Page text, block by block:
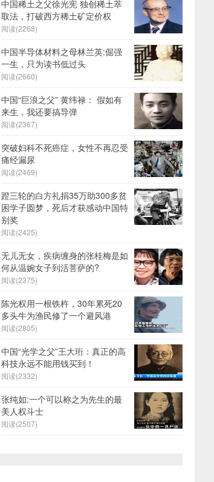
中国稀土之父徐光宪 独创稀土萃
取法，打破西方稀土矿定价权
阅读(2268)
中国半导体材料之母林兰英:倔强
一生，只为读书低过头
阅读(2660)
中国“巨浪之父” 黄纬禄： 假如有
来生，我还要搞导弹
阅读(2367)
突破妇科不死癌症，女性不再忍受
痛经漏尿
阅读(2469)
蹬三轮的白方礼捐35万助300多贫
困学子圆梦，死后才获感动中国特
别奖
阅读(2425)
无儿无女，疾病缠身的张桂梅是如
何从温婉女子到活菩萨的?
阅读(2375)
陈光权用一根铁杵，30年累死20
多头牛为渔民修了一个避风港
阅读(2805)
中国“光学之父”王大珩：真正的高
科技永远不能用钱买到！
阅读(2332)
张纯如:一个可以称之为先生的最
美人权斗士
阅读(2507)